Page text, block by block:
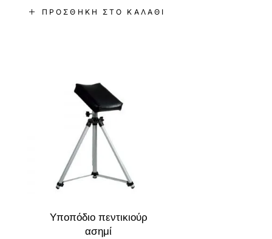
ΠΡΟΣΘΉΚΗ ΣΤΟ ΚΑΛΆΘΙ
Υποπόδιο πεντικιούρ
ασημί